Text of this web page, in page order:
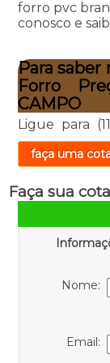
forro pvc
conosco e
Para saber
Forro
CAMPO
Ligue para
faça uma
Faça sua
Nome:
Email: